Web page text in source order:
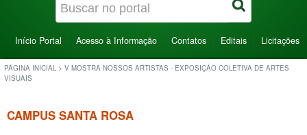
Início Portal Acesso à Informação Contatos Editais Licitações
PÁGINA INICIAL > V MOSTRA NOSSOS ARTISTAS - EXPOSIÇÃO COLETIVA DE ARTES
VISUAIS
CAMPUS SANTA ROSA